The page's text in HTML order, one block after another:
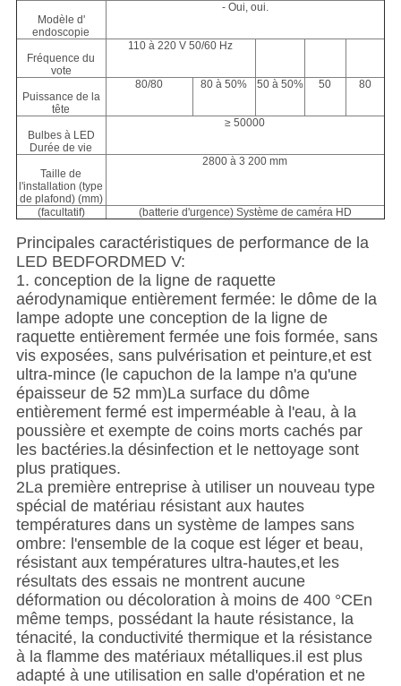
Modèle d'
endoscopie
- Oui, oui.
Fréquence du
vote
110 à 220 V 50/60 Hz
Puissance de la
tête
80/80 80 à 50% 50 à 50% 50 80
Bulbes à LED
Durée de vie
≥ 50000
Taille de
l'installation (type
de plafond) (mm)
2800 à 3 200 mm
(facultatif) (batterie d'urgence) Système de caméra HD
Principales caractéristiques de performance de la
LED BEDFORDMED V:
1. conception de la ligne de raquette
aérodynamique entièrement fermée: le dôme de la
lampe adopte une conception de la ligne de
raquette entièrement fermée une fois formée, sans
vis exposées, sans pulvérisation et peinture,et est
ultra-mince (le capuchon de la lampe n'a qu'une
épaisseur de 52 mm)La surface du dôme
entièrement fermé est imperméable à l'eau, à la
poussière et exempte de coins morts cachés par
les bactéries.la désinfection et le nettoyage sont
plus pratiques.
2La première entreprise à utiliser un nouveau type
spécial de matériau résistant aux hautes
températures dans un système de lampes sans
ombre: l'ensemble de la coque est léger et beau,
résistant aux températures ultra-hautes,et les
résultats des essais ne montrent aucune
déformation ou décoloration à moins de 400 °CEn
même temps, possédant la haute résistance, la
ténacité, la conductivité thermique et la résistance
à la flamme des matériaux métalliques.il est plus
adapté à une utilisation en salle d'opération et ne